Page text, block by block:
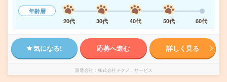
年齢層
20代
30代 40代 50代 60代
気になる! 応募へ進む 詳しく見る
派遣会社 株式会社テクノ・サービス